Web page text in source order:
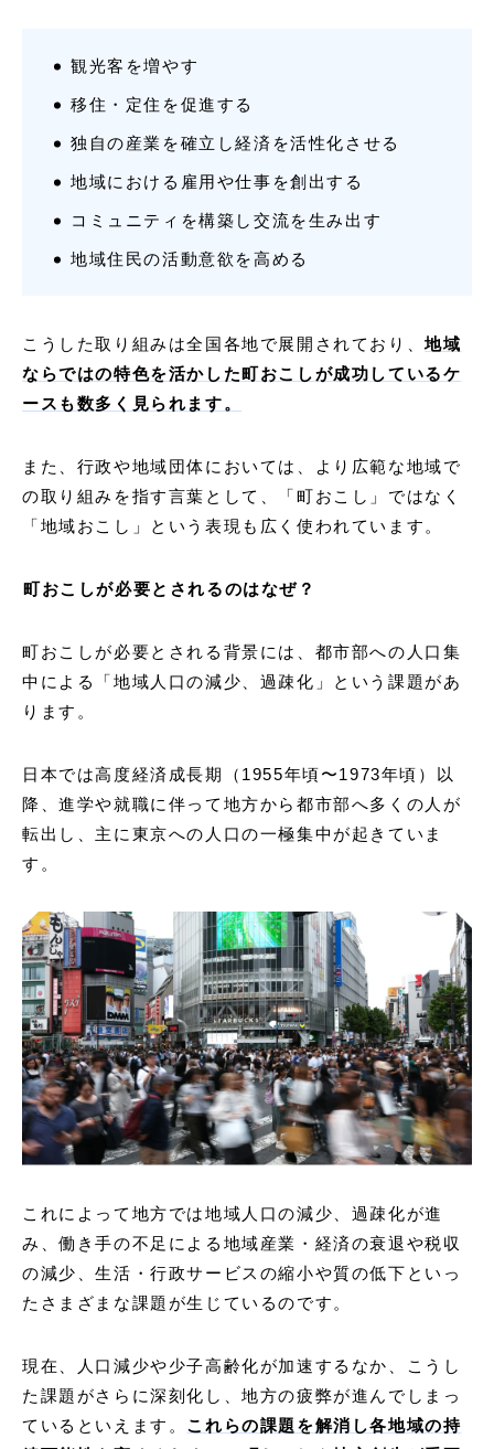
観光客を増やす
移住・定住を促進する
独自の産業を確立し経済を活性化させる
地域における雇用や仕事を創出する
コミュニティを構築し交流を生み出す
地域住民の活動意欲を高める
こうした取り組みは全国各地で展開されており、地域
ならではの特色を活かした町おこしが成功しているケ
ースも数多く見られます。
また、行政や地域団体においては、より広範な地域で
の取り組みを指す言葉として、「町おこし」ではなく
「地域おこし」という表現も広く使われています。
町おこしが必要とされるのはなぜ？
町おこしが必要とされる背景には、都市部への人口集
中による「地域人口の減少、過疎化」という課題があ
ります。
日本では高度経済成長期（1955年頃〜1973年頃）以
降、進学や就職に伴って地方から都市部へ多くの人が
転出し、主に東京への人口の一極集中が起きていま
す。
これによって地方では地域人口の減少、過疎化が進
み、働き手の不足による地域産業・経済の衰退や税収
の減少、生活・行政サービスの縮小や質の低下といっ
たさまざまな課題が生じているのです。
現在、人口減少や少子高齢化が加速するなか、こうし
た課題がさらに深刻化し、地方の疲弊が進んでしまっ
ているといえます。 これらの課題を解消し各地域の持